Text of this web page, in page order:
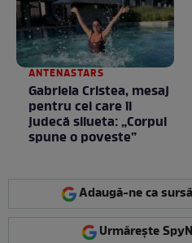
ANTENASTARS
Gabriela Cristea, mesaj
pentru cei care îi
judecă silueta: „Corpul
spune o poveste”
Adaugă-ne ca
Urmărește